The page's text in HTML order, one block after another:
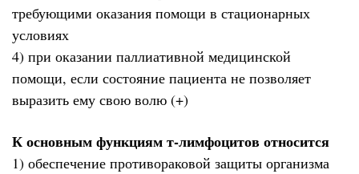
требующими оказания помощи в стационарных
условиях
4) при оказании паллиативной медицинской
помощи, если состояние пациента не позволяет
выразить ему свою волю (+)
К основным функциям т-лимфоцитов относится
1) обеспечение противораковой защиты организма